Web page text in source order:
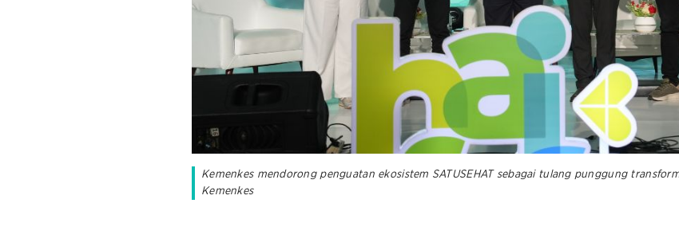
Kemenkes mendorong penguatan ekosistem SATUSEHAT sebagai tulang punggung
Kemenkes